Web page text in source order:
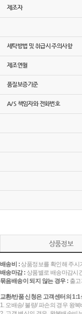
제조자
세탁방법 및 취급시 주의사항
제조연월
품질보증기준
A/S 책임자와 전화번호
상품정보
배송비 :상품정보를 확인해 주시
배송마감 : 상품별로 배송마감시
묶음배송이 되지 않는 경우 : 출
교환/반품 신청은 고객센터의
1. 오배송/ 불량/ 파손의 경우 왕